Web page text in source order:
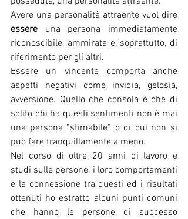
essere una persona immediatamente
riconoscibile, ammirata e, soprattutto, di
riferimento per gli altri.
Essere un vincente comporta anche
aspetti negativi come invidia, gelosia,
avversione. Quello che consola è che di
solito chi ha questi sentimenti non è mai
una persona “stimabile” o di cui non si
può fare tranquillamente a meno.
Nel corso di oltre 20 anni di lavoro e
studi sulle persone, i loro comportamenti
e la connessione tra questi ed i risultati
ottenuti ho estratto alcuni punti comuni
che hanno le persone di successo